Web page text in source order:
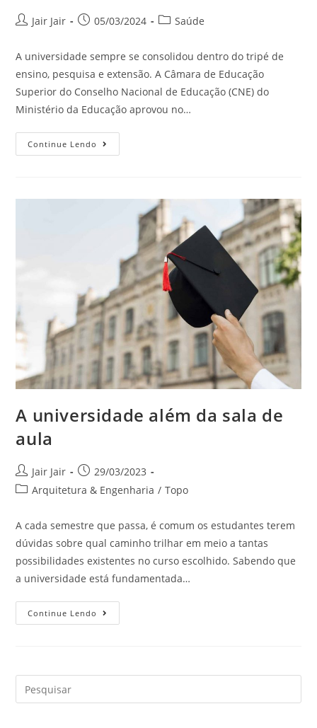
Jair Jair 05/03/2024 Saúde
A universidade sempre se consolidou dentro do tripé de
ensino, pesquisa e extensão. A Câmara de Educação
Superior do Conselho Nacional de Educação (CNE) do
Ministério da Educação aprovou no…
Continue Lendo
A universidade além da sala de
aula
Jair Jair
29/03/2023
Arquitetura & Engenharia / Topo
A cada semestre que passa, é comum os estudantes terem
dúvidas sobre qual caminho trilhar em meio a tantas
possibilidades existentes no curso escolhido. Sabendo que
a universidade está fundamentada…
Continue Lendo